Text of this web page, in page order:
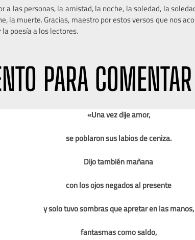
a las personas, la amistad, la noche, la soledad, la
la muerte.Gracias, maestro por estos versos que nos
poesía a los lectores.
PARA COMENTAR
«Una vez dije amor,
se poblaron sus labios de ceniza.
Dijo también mañana
con los ojos negados al presente
y solo tuvo sombras que apretar en las manos,
fantasmas como saldo,